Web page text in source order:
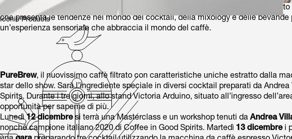
Iconic Products
A partire da oggi nel suo stand a (Valladolid, Spagna), l’evento di
che presenta le tendenze nel mondo dei cocktail, della mixology e delle bevande
un’esperienza sensoriale che abbraccia il mondo del caffè.
PureBrew, il nuovissimo caffè filtrato con caratteristiche uniche estratto dalla
star dello show. Sarà l’ingrediente speciale in diversi cocktail preparati da
Spirits. Durante i tre giorni, allo stand Victoria Arduino, situato all’ingresso
opportunità per saperne di più.
Lunedì12 dicembresi terrà una Masterclass e un workshop tenuti da Andrea
nonché campione italiano 2020 di Coffee in Good Spirits. Martedì 13 dicembrei